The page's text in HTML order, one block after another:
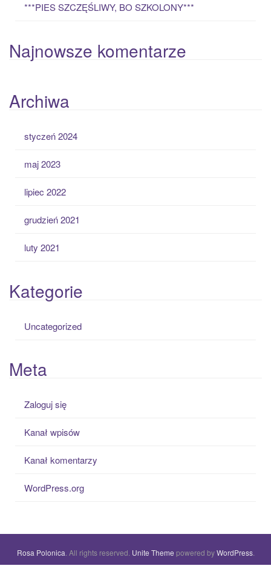
***PIES SZCZĘŚLIWY, BO SZKOLONY***
Najnowsze komentarze
Archiwa
styczeń 2024
maj 2023
lipiec 2022
grudzień 2021
luty 2021
Kategorie
Uncategorized
Meta
Zaloguj się
Kanał wpisów
Kanał komentarzy
WordPress.org
Rosa Polonica . All rights reserved. Unite Theme powered byWordPress.